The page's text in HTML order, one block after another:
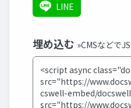
LINE
埋め込む »CMSなどで